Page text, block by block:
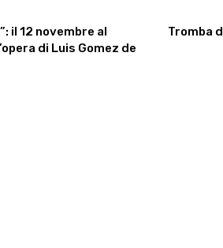
il 12 novembre al
di Luis Gomez de
Tromba